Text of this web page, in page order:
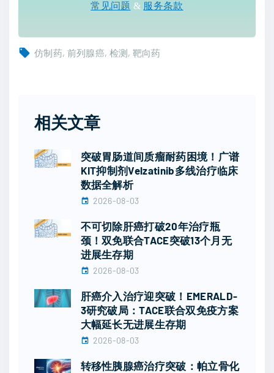
常见问题 & 服务条款
仿制药 前列腺癌 检测 靶向药
相关文章
突破胃肠道间质瘤耐药困境！广谱
KIT抑制剂Velzatinib多线治疗临床
数据全解析
2026-08-03
不可切除肝癌打破20年治疗瓶
颈！双免联合TACE突破13个月无
进展生存期
2026-08-03
肝癌介入治疗迎突破！EMERALD-
3研究破局：TACE联合双免疫方案
大幅延长无进展生存期
2026-08-03
转移性胰腺癌治疗突破：帕立骨化